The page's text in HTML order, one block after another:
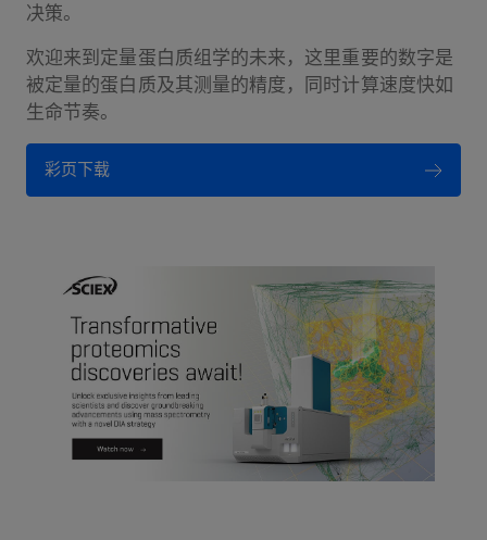
决策。
欢迎来到定量蛋白质组学的未来，这里重要的数字是
被定量的蛋白质及其测量的精度，同时计算速度快如
生命节奏。
彩页下载